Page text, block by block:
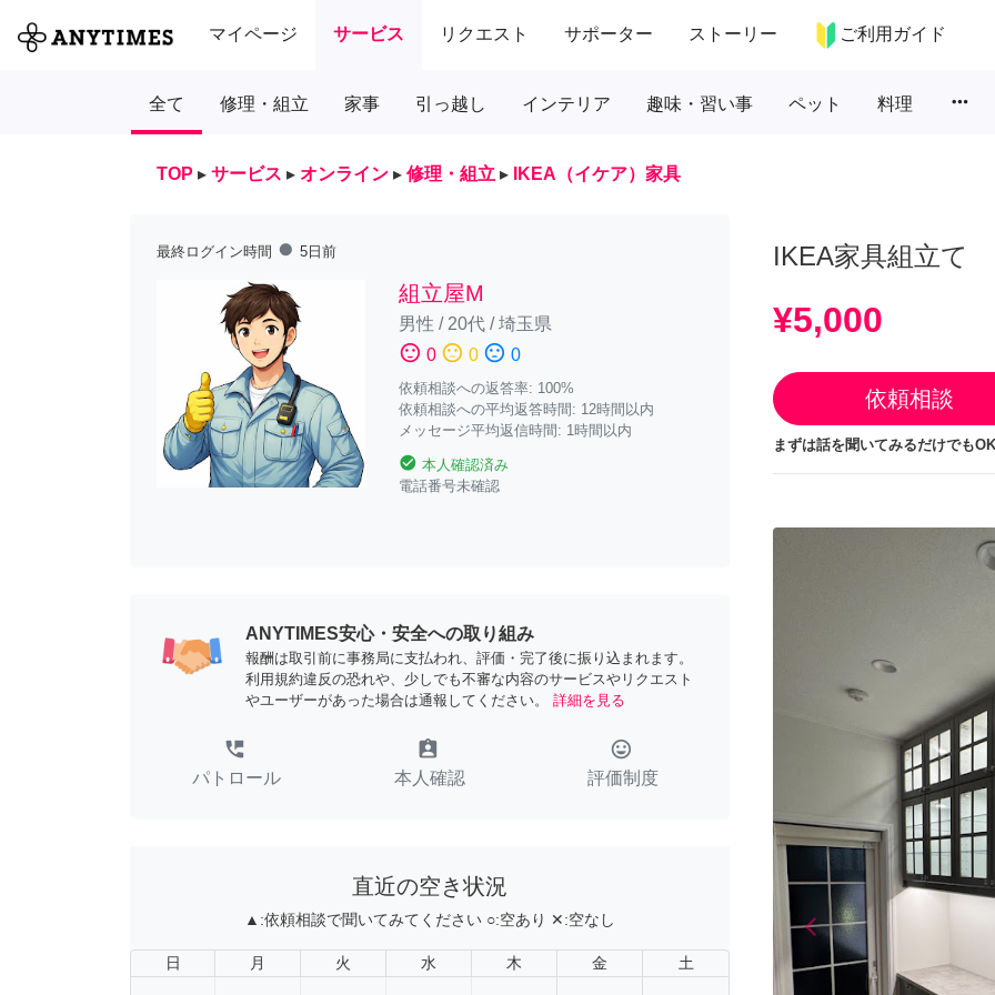
マイページ サービス リクエスト サポーター ストーリー ご利用ガイド
全て 修理・組立 家事 引っ越し インテリア 趣味・習い事 ペット 料理 more_horiz
TOP ▸ サービス ▸ オンライン ▸ 修理・組立 ▸ IKEA（イケア）家具
最終ログイン時間 fiber_manual_record 5日前
組立屋M
男性 / 20代/埼玉県
sentiment_satisfied 0 sentiment_neutral 0 sentiment_dissatisfied 0
依頼相談への返答率: 100%
依頼相談への平均返答時間: 12時間以内
メッセージ平均返信時間: 1時間以内
check_circle 本人確認済み
電話番号未確認
ANYTIMES安心・安全への取り組み
報酬は取引前に事務局に支払われ、評価・完了後に振り込まれます。
利用規約違反の恐れや、少しでも不審な内容のサービスやリクエスト
やユーザーがあった場合は通報してください。
詳細を見る
perm_phone_msg
パトロール
assignment_ind
本人確認
tag_faces
評価制度
直近の空き状況
▲:依頼相談で聞いてみてください ○:空あり ✕:空なし
日 月 火 水 木 金 土
IKEA家具組立て
¥5,000
依頼相談
まずは話を聞いてみるだけでも
arrow_back_iosPrevious